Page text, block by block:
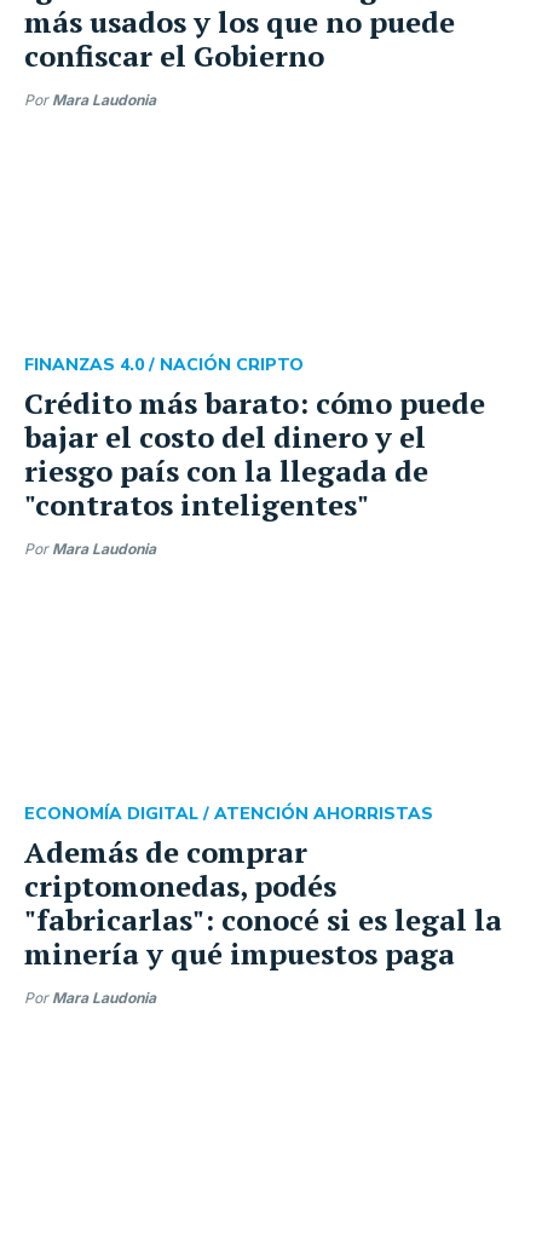
más usados y los que no puede
confiscar el Gobierno
Por Mara Laudonia
Crédito más barato: cómo puede
bajar el costo del dinero y el
riesgo país con la llegada de
"contratos inteligentes"
FINANZAS 4.0 / NACIÓN CRIPTO
Por Mara Laudonia
Además de comprar
criptomonedas, podés
"fabricarlas": conocé si es legal la
minería y qué impuestos paga
ECONOMÍA DIGITAL / ATENCIÓN AHORRISTAS
Por Mara Laudonia